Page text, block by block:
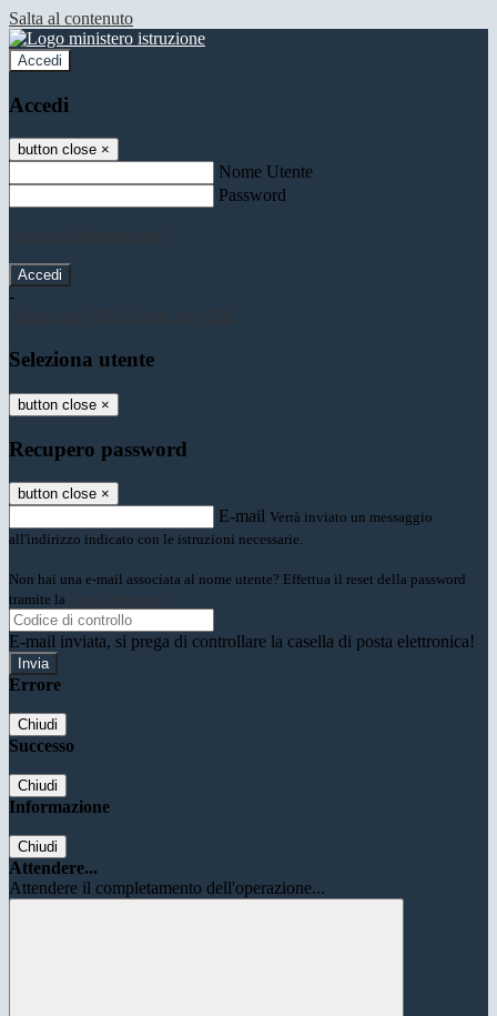
Salta al contenuto
Accedi
Accedi
button close ×
Nome Utente
Password
-
Seleziona utente
button close ×
Recupero password
button close ×
E-mail Verrà inviato un messaggio
all'indirizzo indicato con le istruzioni necessarie.
Non hai una e-mail associata al nome utente? Effettua il reset della password
tramite la
E-mail inviata, si prega di controllare la casella di posta elettronica!
Errore
Chiudi
Successo
Chiudi
Informazione
Chiudi
Attendere...
Attendere il completamento dell'operazione...